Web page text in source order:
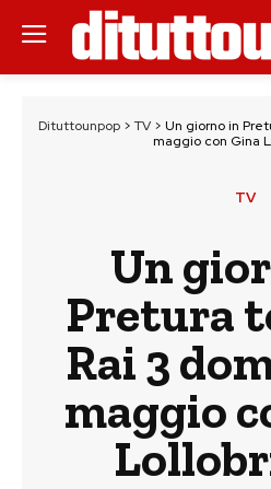
Dituttounpop> TV> Un giorno in
maggio con Gina
TV
Un
Pretura
Rai 3
maggio